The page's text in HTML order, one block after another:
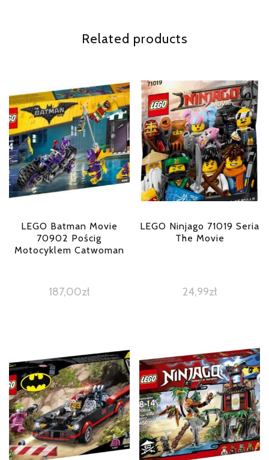
Related products
LEGO Batman Movie
70902 Pościg
Motocyklem Catwoman
187,00zł
LEGO Ninjago 71019 Seria
The Movie
24,99zł